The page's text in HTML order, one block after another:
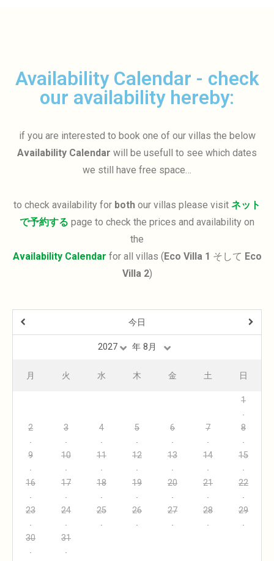
Availability Calendar - check
our availability hereby:
if you are interested to book one of our villas the below
Availability Calendar will be usefull to see which dates
we still have free space…
to check availability for both our villas please visit ネット
で予約する page to check the prices and availability on
the
Availability Calendar for all villas (Eco Villa 1 そして Eco
Villa 2)
今日
年
月 火 水 木 金 土 日
1
2 3 4 5 6 7 8
9 10 11 12 13 14 15
16 17 18 19 20 21 22
23 24 25 26 27 28 29
30 31